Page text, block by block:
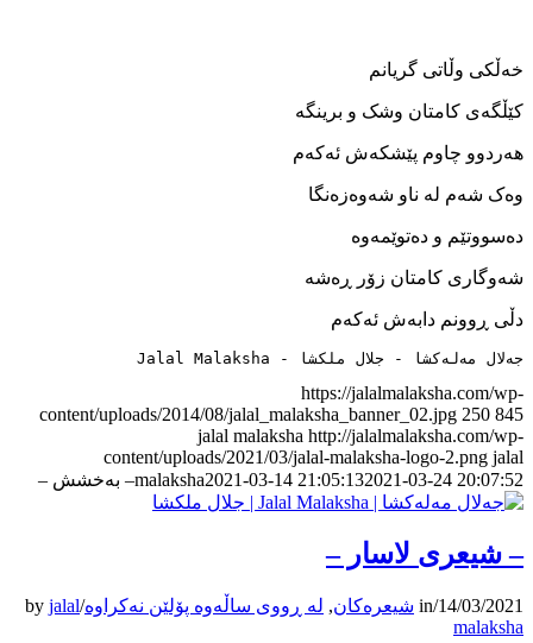
خه‌ڵکی وڵاتی گریانم
کێڵگه‌ی کامتان وشک و برينگه
هه‌ردوو چاوم پێشکه‌ش ئه‌که‌م
وه‌ک شه‌م له ‌ناو شه‌وه‌زه‌نگا
ده‌سووتێم و ده‌توێمه‌وه
شه‌وگاری کامتان زۆر ڕە‌شه
دڵی ڕوونم دابه‌ش ئه‌که‌م
جەلال مەلەکشا - جلال ملکشا - Jalal Malaksha
https://jalalmalaksha.com/wp-
content/uploads/2014/08/jalal_malaksha_banner_02.jpg 250 845
jalal malaksha http://jalalmalaksha.com/wp-
content/uploads/2021/03/jalal-malaksha-logo-2.png jalal
malaksha2021-03-14 21:05:132021-03-24 20:07:52 – به‌خشش –
– شیعری لاسار –
14/03/2021
/
in شیعرەکان, لە ڕووی ساڵەوە پۆلێن نەکراوە/
by jalal
malaksha